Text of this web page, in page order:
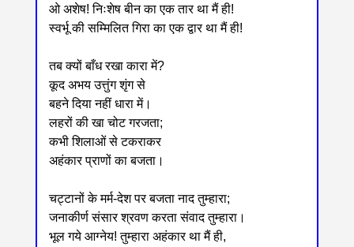
ओ अशेष! निःशेष बीन का एक तार था मैं ही!
स्वर्भू की सम्मिलित गिरा का एक द्वार था मैं ही!
तब क्यों बाँध रखा कारा में?
कूद अभय उत्तुंग शृंग से
बहने दिया नहीं धारा में।
लहरों की खा चोट गरजता;
कभी शिलाओं से टकराकर
अहंकार प्राणों का बजता।
चट्टानों के मर्म-देश पर बजता नाद तुम्हारा;
जनाकीर्ण संसार श्रवण करता संवाद तुम्हारा।
भूल गये आग्नेय! तुम्हारा अहंकार था मैं ही,